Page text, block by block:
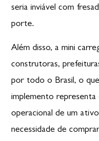
seria inviável com
porte.
Além disso, a mini
construtoras,
por todo o Brasil, o
implemento representa
operacional de um
necessidade de